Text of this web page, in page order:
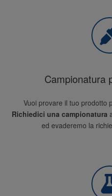
Campionatura
Vuoi provare il tuo prodotto
Richiedici una campionatura
ed evaderemo la